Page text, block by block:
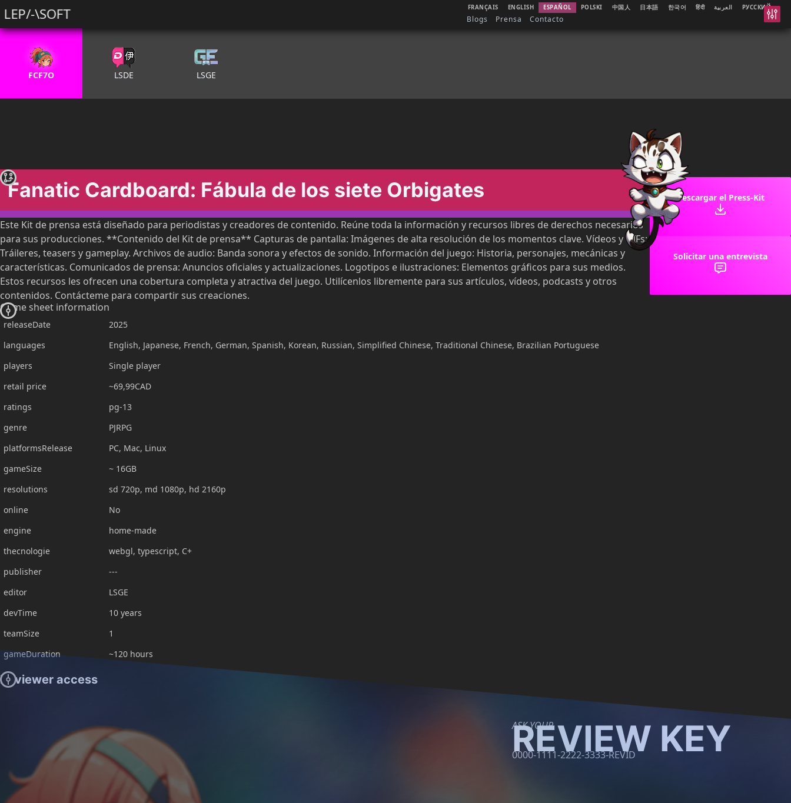
LEP/-\SOFT FRANÇAIS ENGLISH ESPAÑOL POLSKI 中国人 日本語 한국어 हिंदी العربية РУССКИЙ
Blogs Prensa Contacto
FCF7O LSDE LSGE
Fanatic Cardboard: Fábula de los siete Orbigates
Este Kit de prensa está diseñado para periodistas y creadores de contenido. Reúne toda la información y recursos libres de derechos necesarios
para sus producciones. **Contenido del Kit de prensa** Capturas de pantalla: Imágenes de alta resolución de los momentos clave. Vídeos y GIFs:
Tráileres, teasers y gameplay. Archivos de audio: Banda sonora y efectos de sonido. Información del juego: Historia, personajes, mecánicas y
características. Comunicados de prensa: Anuncios oficiales y actualizaciones. Logotipos e ilustraciones: Elementos gráficos para sus medios.
Estos recursos les ofrecen una cobertura completa y atractiva del juego. Utilícenlos libremente para sus artículos, vídeos, podcasts y otros
contenidos. Contácteme para compartir sus creaciones.
Descargar el Press-Kit
Solicitar una entrevista
Game sheet information
releaseDate
2025
languages
English, Japanese, French, German, Spanish, Korean, Russian, Simplified Chinese, Traditional Chinese, Brazilian Portuguese
players
Single player
retail price
~69,99CAD
ratings
pg-13
genre
PJRPG
platformsRelease
PC, Mac, Linux
gameSize
~ 16GB
resolutions
sd 720p, md 1080p, hd 2160p
online
No
engine
home-made
thecnologie
webgl, typescript, C+
publisher
---
editor
LSGE
devTime
10 years
teamSize
1
gameDuration
~120 hours
Reviewer access
ASK YOUR
REVIEW KEY
0000-1111-2222-3333-REVID